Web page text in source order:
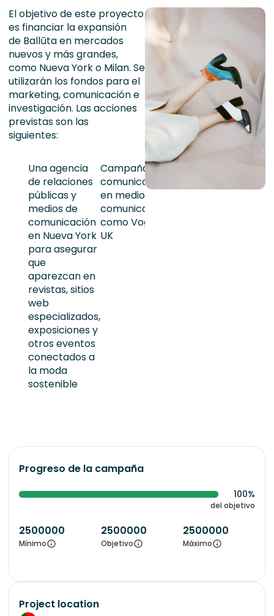
El objetivo de este proyecto
es financiar la expansión
de Ballūtaen mercados
nuevos y más grandes,
como Nueva York o Milan. Se
utilizarán los fondos para el
marketing, comunicación e
investigación. Las acciones
previstas son las
siguientes:
Una agencia
de relaciones
públicas y
medios de
comunicación
en Nueva York
para asegurar
que
aparezcan en
revistas, sitios
web
especializados,
exposiciones y
otros eventos
conectados a
la moda
sostenible
Campañas de
comunicación
en medios de
comunicación
como Vogue
UK
Marketing
Progreso de la campaña
100%
del objetivo
2500000
Mínimo
2500000
Objetivo
2500000
Máximo
Project location